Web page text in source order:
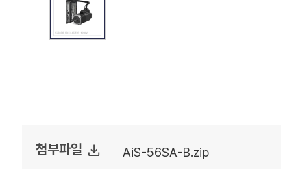
첨부파일 file_download AiS-56SA-B.zip